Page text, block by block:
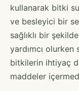
kullanarak bitki
ve besleyici bir
sağlıklı bir
yardımcı
bitkilerin ihtiyaç
maddeler